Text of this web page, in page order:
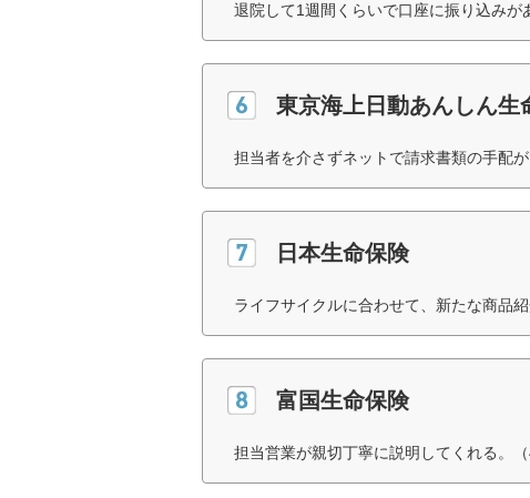
退院して1週間くらいで口座に振り込みが
東京海上日動あんしん生
担当者を介さずネットで請求書類の手配
日本生命保険
ライフサイクルに合わせて、新たな商品
富国生命保険
担当営業が親切丁寧に説明してくれる。（